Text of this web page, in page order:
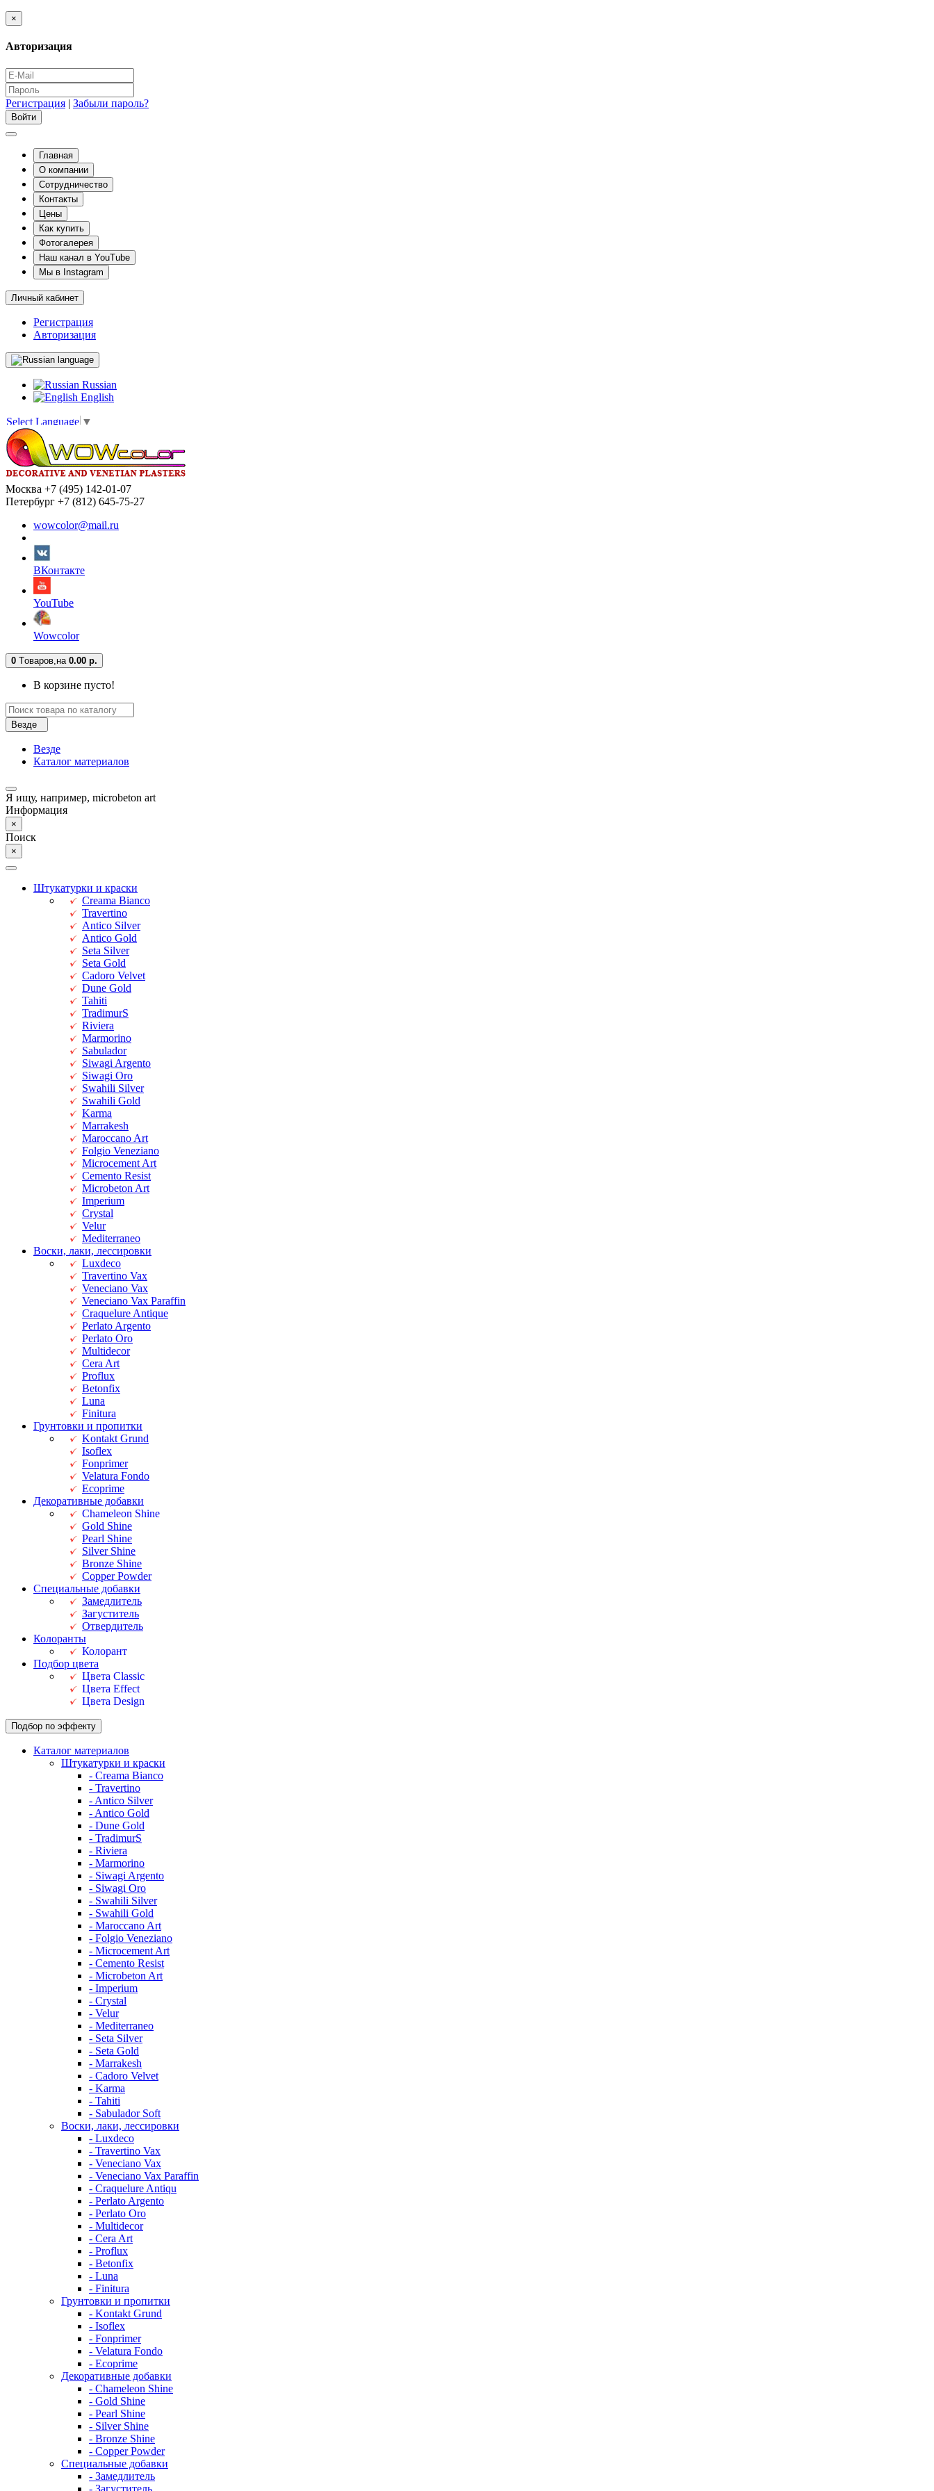
×
Авторизация
Регистрация | Забыли пароль?
Главная
О компании
Сотрудничество
Контакты
Цены
Как купить
Фотогалерея
Наш канал в YouTube
Мы в Instagram
Личный кабинет
Регистрация
Авторизация
language
Russian
English
Select Language ▼
Москва +7 (495) 142-01-07
Петербург +7 (812) 645-75-27
wowcolor@mail.ru
ВКонтакте
YouTube
Wowcolor
0 Tоваров, на 0.00 р.
В корзине пусто!
Везде
Везде
Каталог материалов
Я ищу, например, microbeton art
Информация
×
Поиск
×
Штукатурки и краски
Creama Bianco
Travertino
Antico Silver
Antico Gold
Seta Silver
Seta Gold
Cadoro Velvet
Dune Gold
Tahiti
TradimurS
Riviera
Marmorino
Sabulador
Siwagi Argento
Siwagi Oro
Swahili Silver
Swahili Gold
Karma
Marrakesh
Maroccano Art
Folgio Veneziano
Microcement Art
Cemento Resist
Microbeton Art
Imperium
Crystal
Velur
Mediterraneo
Воски, лаки, лессировки
Luxdeco
Travertino Vax
Veneciano Vax
Veneciano Vax Paraffin
Craquelure Antique
Perlato Argento
Perlato Oro
Multidecor
Cera Art
Proflux
Betonfix
Luna
Finitura
Грунтовки и пропитки
Kontakt Grund
Isoflex
Fonprimer
Velatura Fondo
Ecoprime
Декоративные добавки
Chameleon Shine
Gold Shine
Pearl Shine
Silver Shine
Bronze Shine
Copper Powder
Специальные добавки
Замедлитель
Загуститель
Отвердитель
Колоранты
Колорант
Подбор цвета
Цвета Classic
Цвета Effect
Цвета Design
Подбор по эффекту
Каталог материалов
Штукатурки и краски
- Creama Bianco
- Travertino
- Antico Silver
- Antico Gold
- Dune Gold
- TradimurS
- Riviera
- Marmorino
- Siwagi Argento
- Siwagi Oro
- Swahili Silver
- Swahili Gold
- Maroccano Art
- Folgio Veneziano
- Microcement Art
- Cemento Resist
- Microbeton Art
- Imperium
- Crystal
- Velur
- Mediterraneo
- Seta Silver
- Seta Gold
- Marrakesh
- Cadoro Velvet
- Karma
- Tahiti
- Sabulador Soft
Воски, лаки, лессировки
- Luxdeco
- Travertino Vax
- Veneciano Vax
- Veneciano Vax Paraffin
- Craquelure Antiqu
- Perlato Argento
- Perlato Oro
- Multidecor
- Cera Art
- Proflux
- Betonfix
- Luna
- Finitura
Грунтовки и пропитки
- Kontakt Grund
- Isoflex
- Fonprimer
- Velatura Fondo
- Ecoprime
Декоративные добавки
- Chameleon Shine
- Gold Shine
- Pearl Shine
- Silver Shine
- Bronze Shine
- Copper Powder
Специальные добавки
- Замедлитель
- Загуститель